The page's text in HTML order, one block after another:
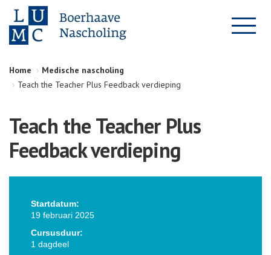
Home
Medische nascholing
Teach the Teacher Plus Feedback verdieping
Teach the Teacher Plus
Feedback verdieping
Startdatum:
19 februari 2025
Cursusduur:
1 dagdeel